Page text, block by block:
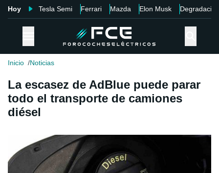
Hoy Tesla Semi Ferrari Mazda Elon Musk Degradación
Inicio Noticias
La escasez de AdBlue puede parar
todo el transporte de camiones
diésel